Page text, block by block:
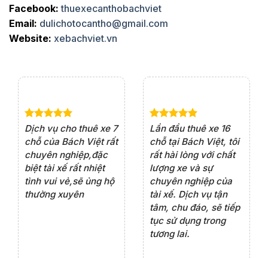
Facebook: thuexecanthobachviet
Email: dulichotocantho@gmail.com
Website: xebachviet.vn
Dịch vụ cho thuê xe 7
chỗ của Bách Việt rất
chuyên nghiệp,đặc
biệt tài xế rất nhiệt
tình vui vẻ,sẽ ủng hộ
thường xuyên
Lần đầu thuê xe 16
chỗ tại Bách Việt, tôi
rất hài lòng với chất
lượng xe và sự
chuyên nghiệp của
tài xế. Dịch vụ tận
tâm, chu đáo, sẽ tiếp
tục sử dụng trong
tương lai.